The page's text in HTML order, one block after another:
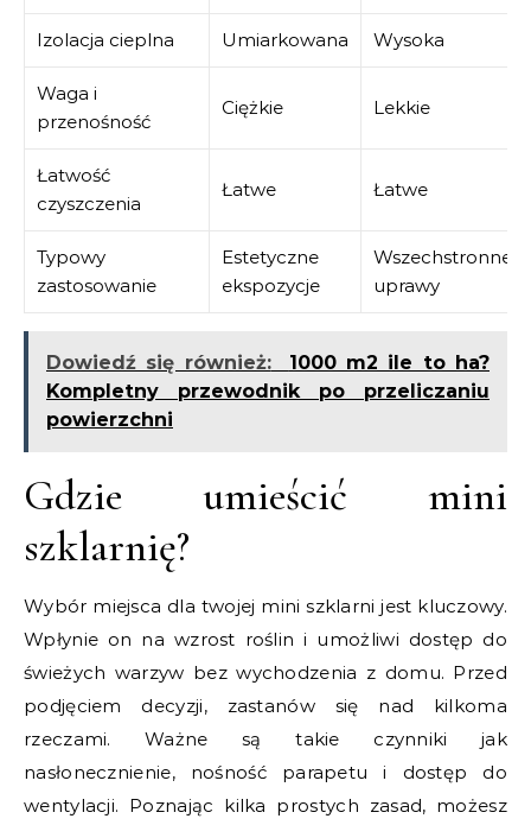
Izolacja cieplna Umiarkowana Wysoka
Waga i
przenośność
Ciężkie Lekkie
Łatwość
czyszczenia
Łatwe Łatwe
Typowy
zastosowanie
Estetyczne
ekspozycje
Wszechstronne
uprawy
Dowiedź się również:
1000 m2 ile to ha?
Kompletny przewodnik po przeliczaniu
powierzchni
Gdzie umieścić mini
szklarnię?
Wybór miejsca dla twojej mini szklarni jest kluczowy.
Wpłynie on na wzrost roślin i umożliwi dostęp do
świeżych warzyw bez wychodzenia z domu. Przed
podjęciem decyzji, zastanów się nad kilkoma
rzeczami. Ważne są takie czynniki jak
nasłonecznienie, nośność parapetu i dostęp do
wentylacji. Poznając kilka prostych zasad, możesz